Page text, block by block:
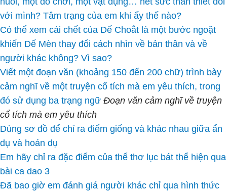
với mình? Tâm trạng của em khi ấy thế nào?
Có thể xem cái chết của Dế Choắt là một bước ngoặt
khiến Dế Mèn thay đổi cách nhìn về bản thân và về
người khác không? Vì sao?
Viết một đoạn văn (khoảng 150 đến 200 chữ) trình bày
cảm nghĩ về một truyện cổ tích mà em yêu thích, trong
đó sử dụng ba trạng ngữ Đoạn văn cảm nghĩ về truyện
cổ tích mà em yêu thích
Dùng sơ đồ để chỉ ra điểm giống và khác nhau giữa ẩn
dụ và hoán dụ
Em hãy chỉ ra đặc điểm của thể thơ lục bát thể hiện qua
bài ca dao 3
Đã bao giờ em đánh giá người khác chỉ qua hình thức